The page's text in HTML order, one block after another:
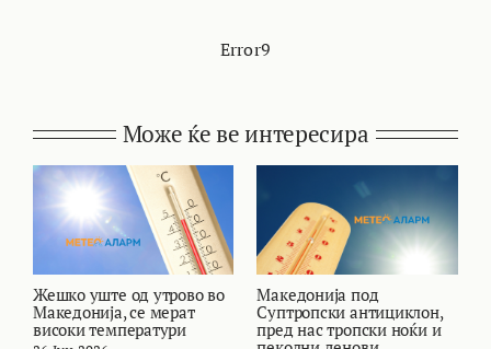
Error9
Може ќе ве интересира
Жешко уште од утрово во
Македонија, се мерат
високи температури
Македонија под
Суптропски антициклон,
пред нас тропски ноќи и